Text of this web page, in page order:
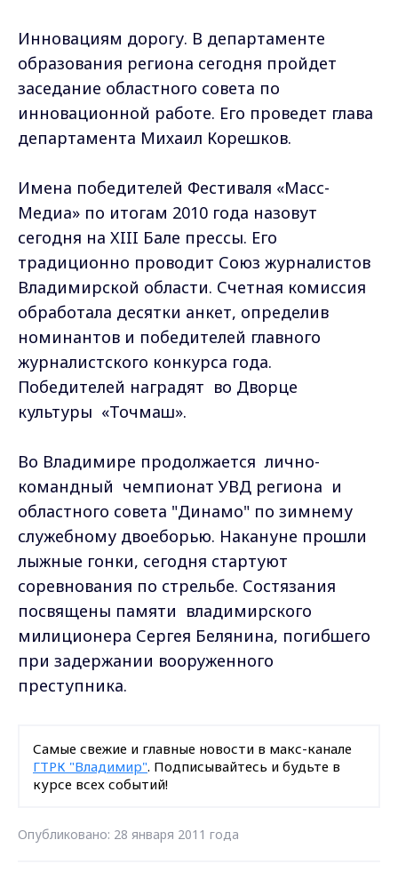
Инновациям дорогу. В департаменте
образования региона сегодня пройдет
заседание областного совета по
инновационной работе. Его проведет глава
департамента Михаил Корешков.
Имена победителей Фестиваля «Масс-
Медиа» по итогам 2010 года назовут
сегодня на XIII Бале прессы. Его
традиционно проводит Союз журналистов
Владимирской области. Счетная комиссия
обработала десятки анкет, определив
номинантов и победителей главного
журналистского конкурса года.
Победителей наградят во Дворце
культуры «Точмаш».
Во Владимире продолжается лично-
командный чемпионат УВД региона и
областного совета "Динамо" по зимнему
служебному двоеборью. Накануне прошли
лыжные гонки, сегодня стартуют
соревнования по стрельбе. Состязания
посвящены памяти владимирского
милиционера Сергея Белянина, погибшего
при задержании вооруженного
преступника.
Самые свежие и главные новости в макс-канале
ГТРК "Владимир". Подписывайтесь и будьте в
курсе всех событий!
Опубликовано: 28 января 2011 года